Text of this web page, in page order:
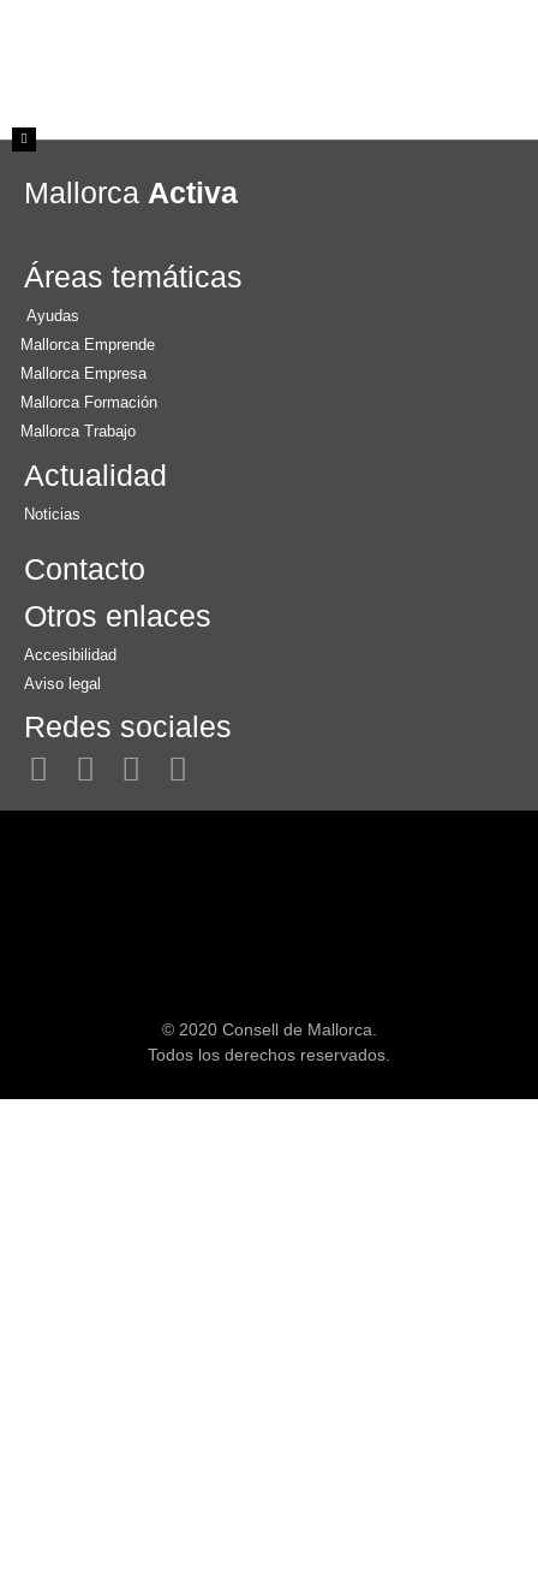
Mallorca Activa
Áreas temáticas
Ayudas
Mallorca Emprende
Mallorca Empresa
Mallorca Formación
Mallorca Trabajo
Actualidad
Noticias
Contacto
Otros enlaces
Accesibilidad
Aviso legal
Redes sociales
© 2020 Consell de Mallorca.
Todos los derechos reservados.